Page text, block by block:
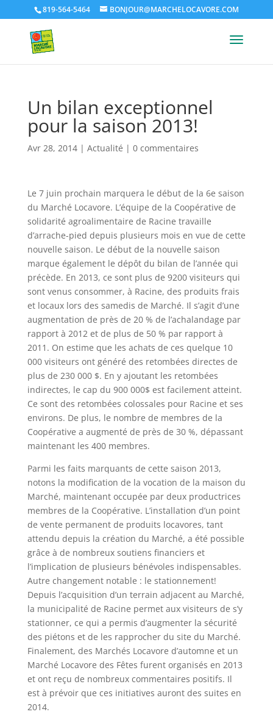
819-564-5464 BONJOUR@MARCHELOCAVORE.COM
Un bilan exceptionnel
pour la saison 2013!
Avr 28, 2014| Actualité | 0 commentaires
Le 7 juin prochain marquera le début de la 6e saison
du Marché Locavore. L’équipe de la Coopérative de
solidarité agroalimentaire de Racine travaille
d’arrache-pied depuis plusieurs mois en vue de cette
nouvelle saison. Le début de la nouvelle saison
marque également le dépôt du bilan de l’année qui
précède. En 2013, ce sont plus de 9200 visiteurs qui
sont venus consommer, à Racine, des produits frais
et locaux lors des samedis de Marché. Il s’agit d’une
augmentation de près de 20 % de l’achalandage par
rapport à 2012 et de plus de 50 % par rapport à
2011. On estime que les achats de ces quelque 10
000 visiteurs ont généré des retombées directes de
plus de 230 000 $. En y ajoutant les retombées
indirectes, le cap du 900 000$ est facilement atteint.
Ce sont des retombées colossales pour Racine et ses
environs. De plus, le nombre de membres de la
Coopérative a augmenté de près de 30 %, dépassant
maintenant les 400 membres.
Parmi les faits marquants de cette saison 2013,
notons la modification de la vocation de la maison du
Marché, maintenant occupée par deux productrices
membres de la Coopérative. L’installation d’un point
de vente permanent de produits locavores, tant
attendu depuis la création du Marché, a été possible
grâce à de nombreux soutiens financiers et
l’implication de plusieurs bénévoles indispensables.
Autre changement notable : le stationnement!
Depuis l’acquisition d’un terrain adjacent au Marché,
la municipalité de Racine permet aux visiteurs de s’y
stationner, ce qui a permis d’augmenter la sécurité
des piétons et de les rapprocher du site du Marché.
Finalement, des Marchés Locavore d’automne et un
Marché Locavore des Fêtes furent organisés en 2013
et ont reçu de nombreux commentaires positifs. Il
est à prévoir que ces initiatives auront des suites en
2014.